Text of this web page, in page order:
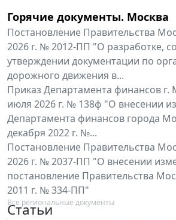
Горячие документы. Москва
Постановление Правительства
2026 г. № 2012-ПП "О разработке,
утверждении документации по
дорожного движения в...
Приказ Департамента финансов г.
июля 2026 г. № 138ф "О внесении
Департамента финансов города
декабря 2022 г. №...
Постановление Правительства
2026 г. № 2037-ПП "О внесении
постановление Правительства
2011 г. № 334-ПП"
Все региональные документы
Статьи